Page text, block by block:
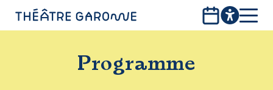
PROGRAMME
INFOS PRATIQUES
Programme